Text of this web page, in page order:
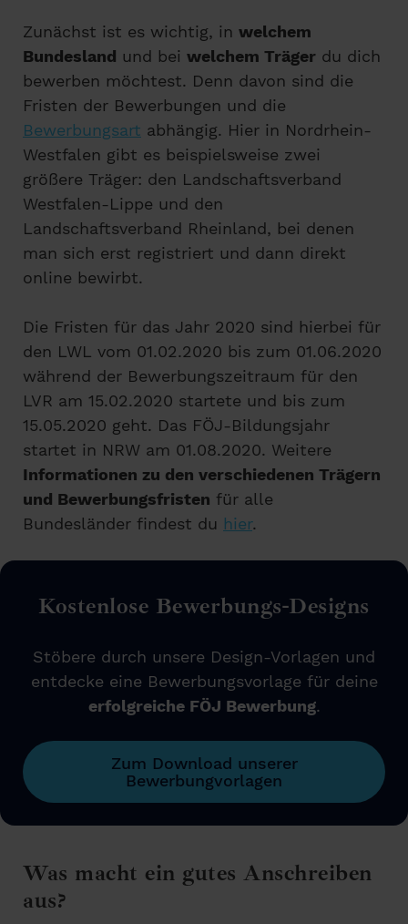
Zunächst ist es wichtig, in welchem
Bundesland und bei welchem Träger du dich
bewerben möchtest. Denn davon sind die
Fristen der Bewerbungen und die
Bewerbungsart abhängig. Hier in Nordrhein-
Westfalen gibt es beispielsweise zwei
größere Träger: den Landschaftsverband
Westfalen-Lippe und den
Landschaftsverband Rheinland, bei denen
man sich erst registriert und dann direkt
online bewirbt.
Die Fristen für das Jahr 2020 sind hierbei für
den LWL vom 01.02.2020 bis zum 01.06.2020
während der Bewerbungszeitraum für den
LVR am 15.02.2020 startete und bis zum
15.05.2020 geht. Das FÖJ-Bildungsjahr
startet in NRW am 01.08.2020. Weitere
Informationen zu den verschiedenen Trägern
und Bewerbungsfristen für alle
Bundesländer findest du hier.
Kostenlose Bewerbungs-Designs
Stöbere durch unsere Design-Vorlagen und
entdecke eine Bewerbungsvorlage für deine
erfolgreiche FÖJ Bewerbung.
Zum Download unserer
Bewerbungvorlagen
Was macht ein gutes Anschreiben
aus?